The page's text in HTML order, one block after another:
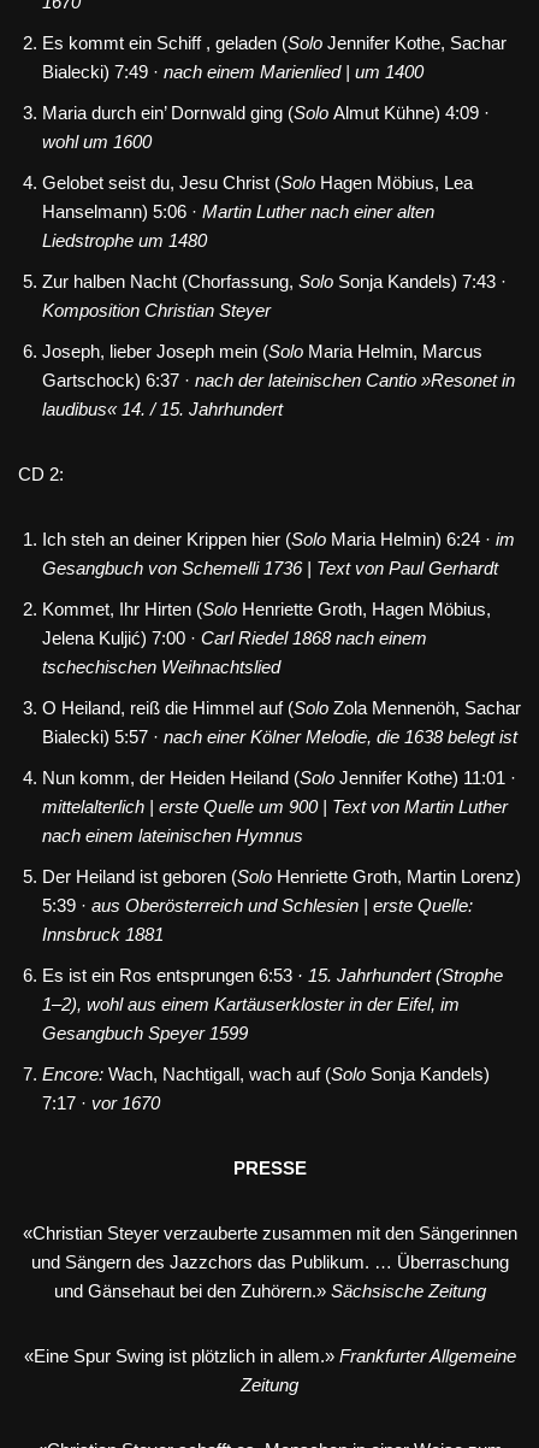
Es kommt ein Schiff , geladen (Solo Jennifer Kothe, Sachar
Bialecki) 7:49 · nach einem Marienlied | um 1400
Maria durch ein’ Dornwald ging (Solo Almut Kühne) 4:09 ·
wohl um 1600
Gelobet seist du, Jesu Christ (Solo Hagen Möbius, Lea
Hanselmann) 5:06 · Martin Luther nach einer alten
Liedstrophe um 1480
Zur halben Nacht (Chorfassung, Solo Sonja Kandels) 7:43 ·
Komposition Christian Steyer
Joseph, lieber Joseph mein (Solo Maria Helmin, Marcus
Gartschock) 6:37 · nach der lateinischen Cantio »Resonet in
laudibus« 14. / 15. Jahrhundert
CD 2:
Ich steh an deiner Krippen hier (Solo Maria Helmin) 6:24 · im
Gesangbuch von Schemelli 1736 | Text von Paul Gerhardt
Kommet, Ihr Hirten (Solo Henriette Groth, Hagen Möbius,
Jelena Kuljić) 7:00 · Carl Riedel 1868 nach einem
tschechischen Weihnachtslied
O Heiland, reiß die Himmel auf (Solo Zola Mennenöh, Sachar
Bialecki) 5:57 · nach einer Kölner Melodie, die 1638 belegt ist
Nun komm, der Heiden Heiland (Solo Jennifer Kothe) 11:01 ·
mittelalterlich | erste Quelle um 900 | Text von Martin Luther
nach einem lateinischen Hymnus
Der Heiland ist geboren (Solo Henriette Groth, Martin Lorenz)
5:39 · aus Oberösterreich und Schlesien | erste Quelle:
Innsbruck 1881
Es ist ein Ros entsprungen 6:53 · 15. Jahrhundert (Strophe
1–2), wohl aus einem Kartäuserkloster in der Eifel, im
Gesangbuch Speyer 1599
Encore: Wach, Nachtigall, wach auf (Solo Sonja Kandels)
7:17 · vor 1670
PRESSE
«Christian Steyer verzauberte zusammen mit den Sängerinnen
und Sängern des Jazzchors das Publikum. … Überraschung
und Gänsehaut bei den Zuhörern.» Sächsische Zeitung
«Eine Spur Swing ist plötzlich in allem.» Frankfurter Allgemeine
Zeitung